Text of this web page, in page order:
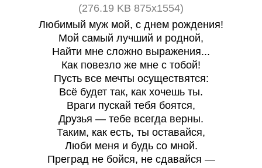
(276.19 KB 875x1554)
Любимый муж мой, с днем рождения!
Мой самый лучший и родной,
Найти мне сложно выражения...
Как повезло же мне с тобой!
Пусть все мечты осуществятся:
Всё будет так, как хочешь ты.
Враги пускай тебя боятся,
Друзья — тебе всегда верны.
Таким, как есть, ты оставайся,
Люби меня и будь со мной.
Преград не бойся, не сдавайся —